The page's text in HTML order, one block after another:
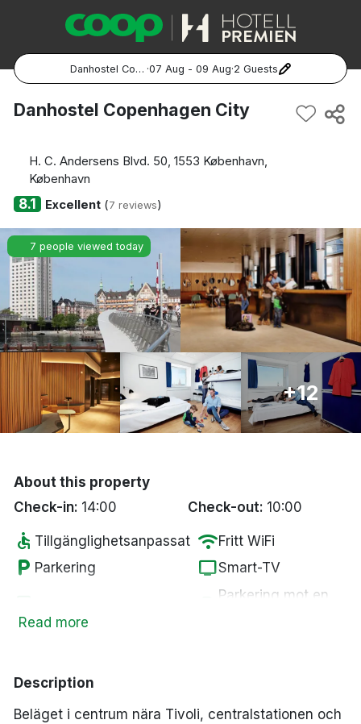
Danhostel Copenhagen City ·07 Aug - 09 Aug·2 Guests
Popular Destinations:
Stockholm
Göteborg
Malmö
Hela Norge
Oslo
Bergen
Hela Danmark
Danhostel Copenhagen City
H. C. Andersens Blvd. 50, 1553 København,
København
8.1 Excellent(7 reviews)
7 people viewed today
+12
About this property
Check-in: 14:00 Check-out: 10:00
accessible Tillgänglighetsanpassat wifiFritt WiFi
local_parking Parkering tvSmart-TV
Parkering mot en
Read more
Description
Beläget i centrum nära Tivoli, centralstationen och